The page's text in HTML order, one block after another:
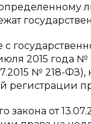
2015 года
№ 218-
регистрации
закона от